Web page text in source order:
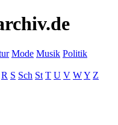
Mode Musik Politik
R S Sch St T U V WY Z